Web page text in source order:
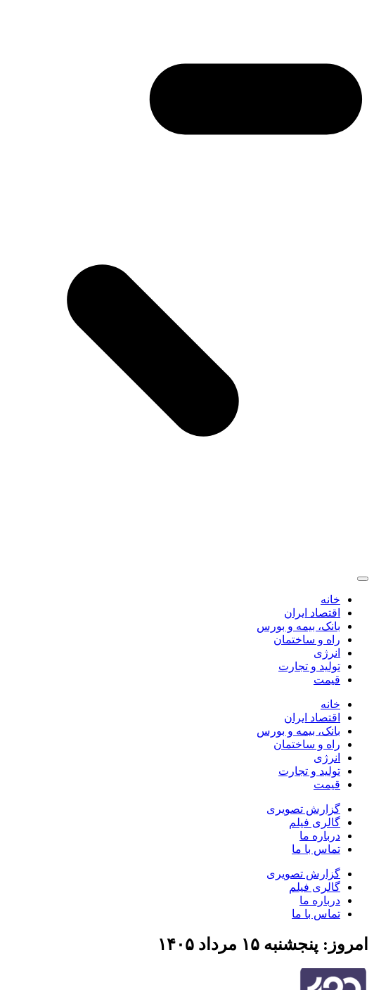
خانه
اقتصاد ایران
بانک، بیمه و بورس
راه و ساختمان
انرژی
تولید و تجارت
قیمت
خانه
اقتصاد ایران
بانک، بیمه و بورس
راه و ساختمان
انرژی
تولید و تجارت
قیمت
گزارش تصویری
گالری فیلم
درباره ما
تماس با ما
گزارش تصویری
گالری فیلم
درباره ما
تماس با ما
امروز: پنجشنبه ۱۵ مرداد ۱۴۰۵